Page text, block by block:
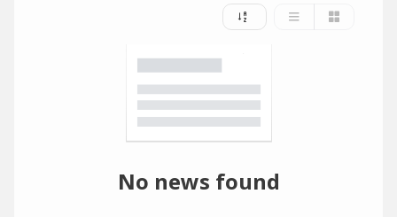
No news found